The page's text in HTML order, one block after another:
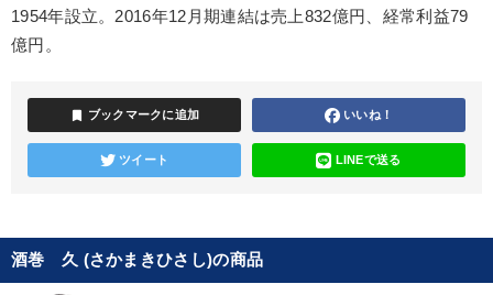
1954年設立。2016年12月期連結は売上832億円、経常利益79
億円。
bookmark ブックマークに追加 いいね！
ツイート LINEで送る
酒巻 久 (さかまきひさし)の商品